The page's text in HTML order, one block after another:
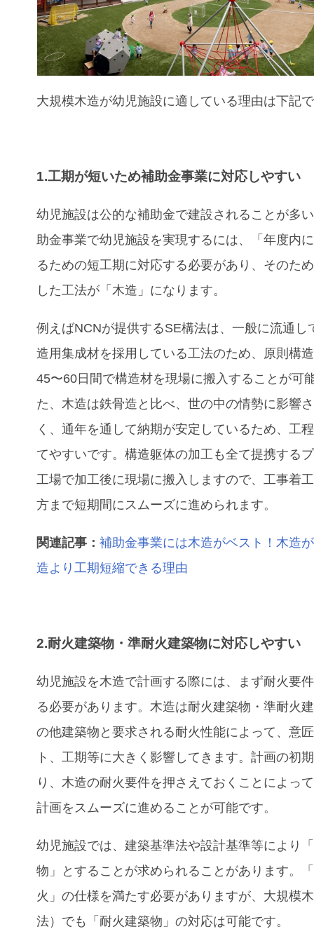
大規模木造が幼児施設に適している理由は下記
1.工期が短いため補助金事業に対応しやすい
幼児施設は公的な補助金で建設されることが多
助金事業で幼児施設を実現するには、「年度内
るための短工期に対応する必要があり、そのた
した工法が「木造」になります。
例えばNCNが提供するSE構法は、一般に流通し
造用集成材を採用している工法のため、原則構
45〜60日間で構造材を現場に搬入することが可
た、木造は鉄骨造と比べ、世の中の情勢に影響
く、通年を通して納期が安定しているため、工
てやすいです。構造躯体の加工も全て提携する
工場で加工後に現場に搬入しますので、工事着
方まで短期間にスムーズに進められます。
関連記事：補助金事業には木造がベスト！木造
造より工期短縮できる理由
2.耐火建築物・準耐火建築物に対応しやすい
幼児施設を木造で計画する際には、まず耐火要
る必要があります。木造は耐火建築物・準耐火
の他建築物と要求される耐火性能によって、意
ト、工期等に大きく影響してきます。計画の初
り、木造の耐火要件を押さえておくことによっ
計画をスムーズに進めることが可能です。
幼児施設では、建築基準法や設計基準等により
物」とすることが求められることがあります。
火」の仕様を満たす必要がありますが、大規模
法）でも「耐火建築物」の対応は可能です。